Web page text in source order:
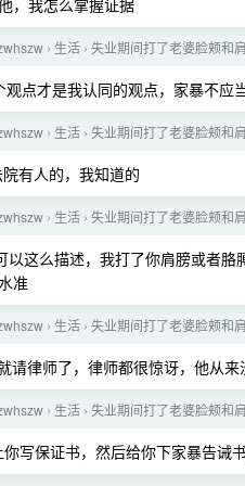
，我怎么掌握证据
› 生活 › 失业期间打了老婆脸颊和
观点才是我认同的观点，家暴不应
› 生活 › 失业期间打了老婆脸颊和
有人的，我知道的
› 生活 › 失业期间打了老婆脸颊和
以这么描述，我打了你肩膀或者
准
› 生活 › 失业期间打了老婆脸颊和
请律师了，律师都很惊讶，他从来
› 生活 › 失业期间打了老婆脸颊和
写保证书，然后给你下家暴告诫书